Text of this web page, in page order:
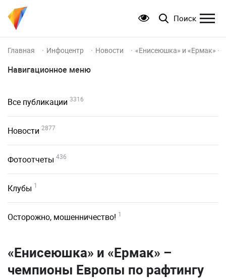
Поиск
Главная Инфоцентр Новости «Енисеюшка» и «Ермак» –
Навигационное меню
Все публикации 3316
Новости 2877
Фотоотчеты 436
Клубы 1
Осторожно, мошенничество! 1
«Енисеюшка» и «Ермак» –
чемпионы Европы по рафтингу